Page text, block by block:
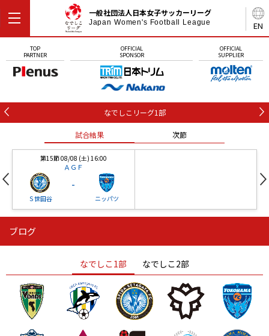
EN
一般社団法人日本女子サッカーリーグ
Japan Women's Football League
TOP
PARTNER
OFFICIAL
SPONSOR
OFFICIAL
SUPPLIER
なでしこリーグ1部
試合結果 次節
第15節 08/08 (土) 16:00
ＡＧＦ
Ｓ世田谷
-
ニッパツ
ニッパツ
ニッパツ 名古屋
石人の星
静岡 愛媛Ｌ
ブログ
なでしこ1部 なでしこ2部